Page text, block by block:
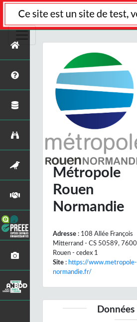
Métropole
Rouen
Normandie
Adresse : 108 Allée François
Mitterrand - CS 50589,
Rouen - cedex 1
Site : https://
normandie.fr/